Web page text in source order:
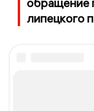
липецкого